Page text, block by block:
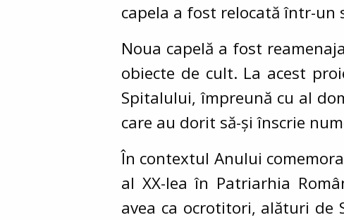
capela a fost relocată într-un
Noua capelă a fost
obiecte de cult. La acest
Spitalului, împreună cu al
care au dorit să-și înscrie
În contextul Anului
al XX-lea în Patriarhia
avea ca ocrotitori, alături de